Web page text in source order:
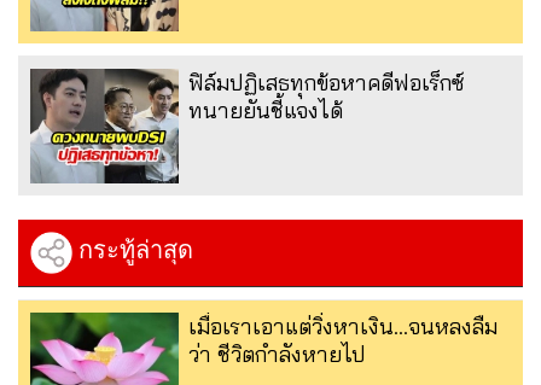
ฟิล์มปฏิเสธทุกข้อหาคดีฟอเร็กซ์
ทนายยันชี้แจงได้
กระทู้ล่าสุด
เมื่อเราเอาแต่วิ่งหาเงิน…จนหลงลืม
ว่า ชีวิตกำลังหายไป